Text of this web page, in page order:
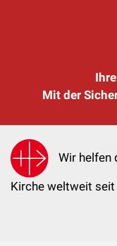
Mit der
Wir helfen
Kirche weltweit